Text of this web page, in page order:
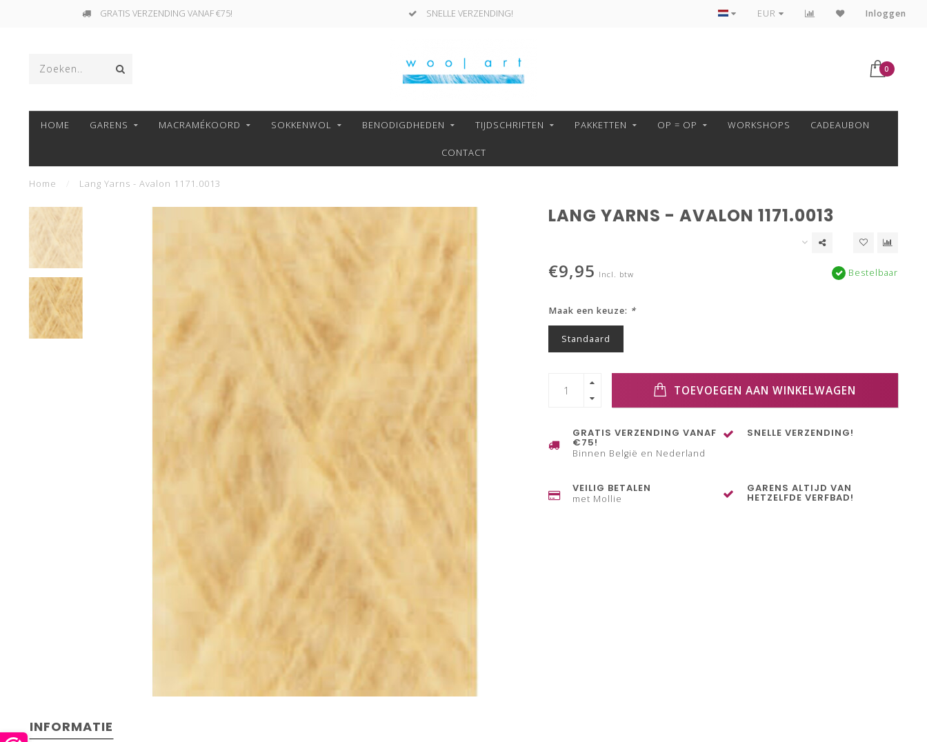
GRATIS VERZENDING VANAF €75! SNELLE VERZENDING! VEILIG BETALEN MET MOLLIE!
EUR Inloggen
0
HOME GARENS MACRAMÉKOORD SOKKENWOL BENODIGDHEDEN TIJDSCHRIFTEN PAKKETTEN OP = OP WORKSHOPS CADEAUBON
CONTACT
Home Lang Yarns - Avalon 1171.0013
LANG YARNS - AVALON 1171.0013
€9,95 Incl. btw Bestelbaar
Maak een keuze: *
Standaard
TOEVOEGEN AAN WINKELWAGEN
GRATIS VERZENDING VANAF
€75!
Binnen België en Nederland
SNELLE VERZENDING!
VEILIG BETALEN
met Mollie
GARENS ALTIJD VAN
HETZELFDE VERFBAD!
INFORMATIE